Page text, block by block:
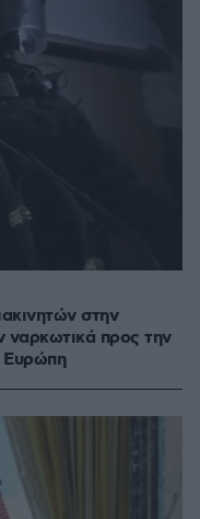
στην
ναρκωτικά προς την
Ευρώπη